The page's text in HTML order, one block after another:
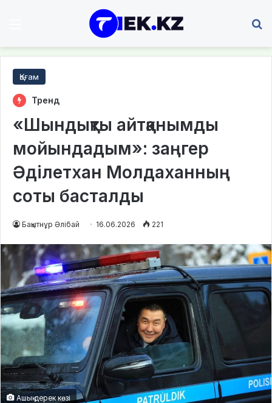
Қоғам
Тренд
«Шындықты айтқанымды
мойындадым»: заңгер
Әділетхан Молдаханның
соты басталды
Бақытнұр Әлібай 16.06.2026 221
Ашық дерек көзі